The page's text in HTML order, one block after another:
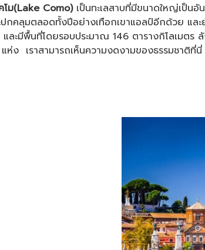
โม(Lake Como)เป็นทะเลสาบที่มีขนาดใหญ่เป็น
ปกคลุมตลอดทั้งปีอย่างเทือกเขาแอลป์อีกด้วย แล
และมีพื้นที่โดยรอบประมาณ 146 ตารางกิโลเมต
ง เราสามารถเห็นความงดงามของธรรมชาติที่นี่